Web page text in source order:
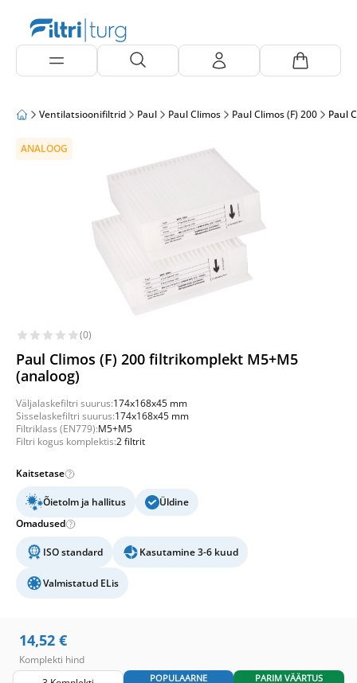
Ventilatsioonifiltrid Paul Paul Climos Paul Climos (F) 200 Paul
ANALOOG
(0)
Paul Climos (F) 200 filtrikomplekt M5+M5
(analoog)
Väljalaskefiltri suurus:174x168x45 mm
Sisselaskefiltri suurus:174x168x45 mm
Filtriklass (EN779):M5+M5
Filtri kogus komplektis:2 filtrit
Kaitsetase
Õietolm ja hallitus
Üldine
Omadused
ISO standard Kasutamine 3-6 kuud
Valmistatud ELis
14,52 €
Komplekti hind
POPULAARNE PARIM VÄÄRTUS